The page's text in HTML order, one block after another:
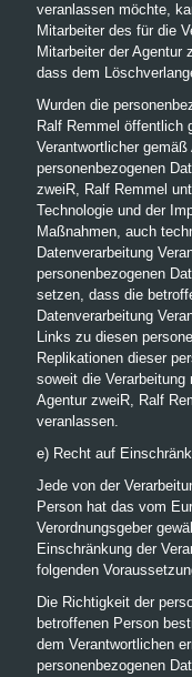
veranlassen möchte,
Mitarbeiter des für die
Mitarbeiter der Agentur
dass dem
Wurden die
Ralf Remmel öffentlich
Verantwortlicher
personenbezogenen
zweiR, Ralf Remmel
Technologie und der
Maßnahmen, auch
Datenverarbeitung
personenbezogenen
setzen, dass die
Datenverarbeitung
Links zu diesen
Replikationen dieser
soweit die
Agentur zweiR, Ralf
veranlassen.
e) Recht auf
Jede von der
Person hat das vom
Verordnungsgeber
Einschränkung der
folgenden
Die Richtigkeit der
betroffenen Person
dem Verantwortlichen
personenbezogenen